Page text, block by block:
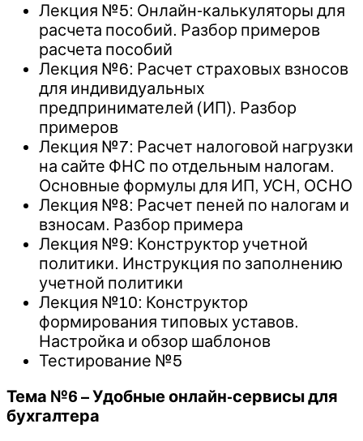
Лекция №5: Онлайн-калькуляторы для
расчета пособий. Разбор примеров
расчета пособий
Лекция №6: Расчет страховых взносов
для индивидуальных
предпринимателей (ИП). Разбор
примеров
Лекция №7: Расчет налоговой нагрузки
на сайте ФНС по отдельным налогам.
Основные формулы для ИП, УСН, ОСНО
Лекция №8: Расчет пеней по налогам и
взносам. Разбор примера
Лекция №9: Конструктор учетной
политики. Инструкция по заполнению
учетной политики
Лекция №10: Конструктор
формирования типовых уставов.
Настройка и обзор шаблонов
Тестирование №5
Тема №6 – Удобные онлайн-сервисы для
бухгалтера